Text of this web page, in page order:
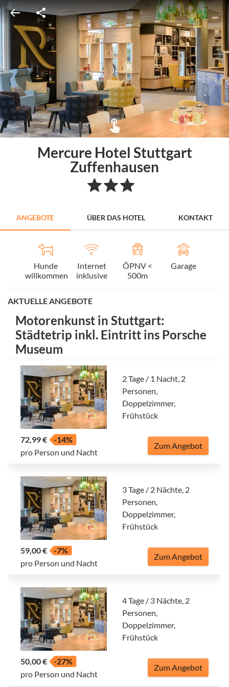
Mercure Hotel Stuttgart
Zuffenhausen
ANGEBOTE ÜBER DAS HOTEL KONTAKT
Hunde
willkommen
Internet
inklusive
ÖPNV <
500m
Garage
AKTUELLE ANGEBOTE
Motorenkunst in Stuttgart:
Städtetrip inkl. Eintritt ins Porsche
Museum
2 Tage / 1 Nacht, 2
Personen,
Doppelzimmer,
Frühstück
72,99 €
-14%
pro Person und Nacht
Zum Angebot
3 Tage / 2 Nächte, 2
Personen,
Doppelzimmer,
Frühstück
59,00 €
-7%
pro Person und Nacht
Zum Angebot
4 Tage / 3 Nächte, 2
Personen,
Doppelzimmer,
Frühstück
50,00 €
-27%
pro Person und Nacht
Zum Angebot